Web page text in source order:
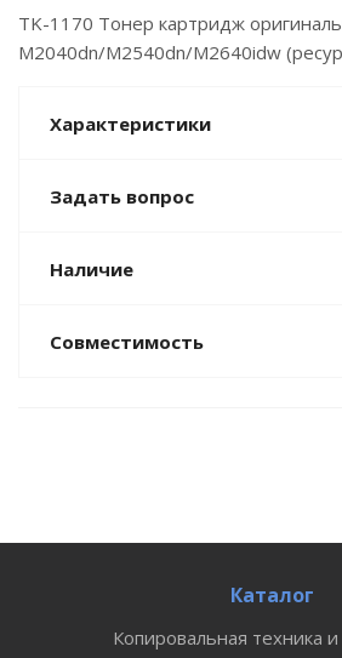
TK-1170 Тонер картридж
M2040dn/M2540dn/M2640idw
Характеристики
Задать вопрос
Наличие
Совместимость
Каталог
Копировальная техника